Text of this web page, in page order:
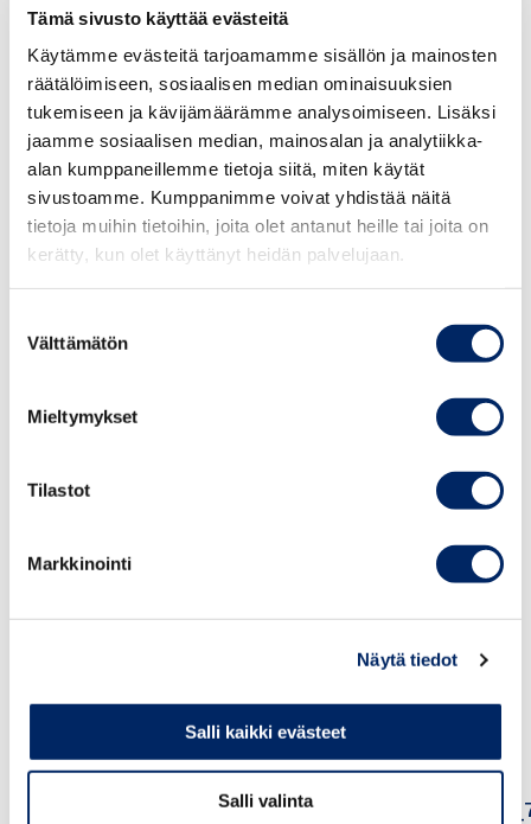
Tämä sivusto käyttää evästeitä
Käytämme evästeitä tarjoamamme sisällön ja mainosten
räätälöimiseen, sosiaalisen median ominaisuuksien
tukemiseen ja kävijämäärämme analysoimiseen. Lisäksi
jaamme sosiaalisen median, mainosalan ja analytiikka-
alan kumppaneillemme tietoja siitä, miten käytät
sivustoamme. Kumppanimme voivat yhdistää näitä
tietoja muihin tietoihin, joita olet antanut heille tai joita on
kerätty, kun olet käyttänyt heidän palvelujaan.
valinta
Välttämätön
Mieltymykset
Tilastot
Markkinointi
Näytä tiedot
Salli kaikki evästeet
Salli valinta
Suomalais-
Latinalaisamerikkalaisen
kauppayhdistyksen
vuosikokous ja esitelmä
Suomalais-Latinalaisamerikkalaisen
kauppayhdistyksen vuosikokous ja esitelmä
Aika: 10.5.2017 klo 8.00
Paikka: Marskin Salissa, WTC Helsinki,
vieraaksemme saapuu
Jan R. E. Jarne,
Chairman of the Board of The
Brazil- Finland Chamber of Commerce and
Industry (http://www.finncham.org.br/portal/)
Transition
Ilmoittautumiset 5.5.2017 mennessä
https://www.lyyti.in/